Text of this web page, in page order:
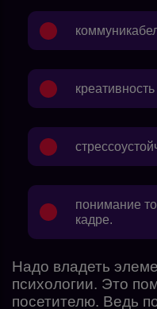
понимание
кадре.
Надо владеть
психологии. Это
посетителю. Ведь